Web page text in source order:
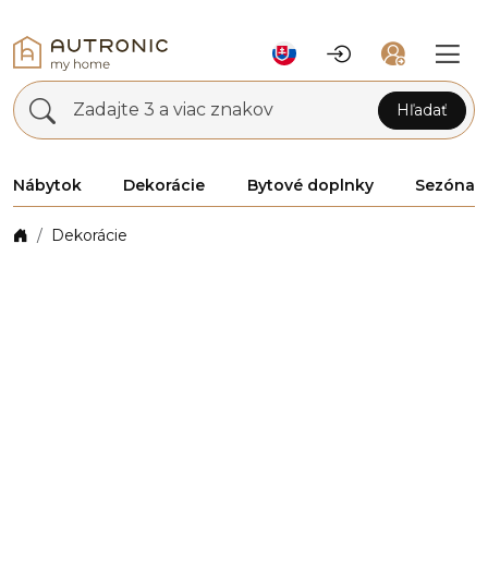
Zadajte 3 a viac znakov Hľadať
Nábytok Dekorácie Bytové doplnky Sezóna
Dekorácie